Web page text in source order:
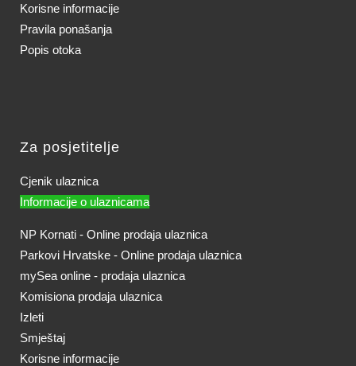
Korisne informacije
Pravila ponašanja
Popis otoka
Za posjetitelje
Cjenik ulaznica
Informacije o ulaznicama
NP Kornati - Online prodaja ulaznica
Parkovi Hrvatske - Online prodaja ulaznica
mySea online - prodaja ulaznica
Komisiona prodaja ulaznica
Izleti
Smještaj
Korisne informacije